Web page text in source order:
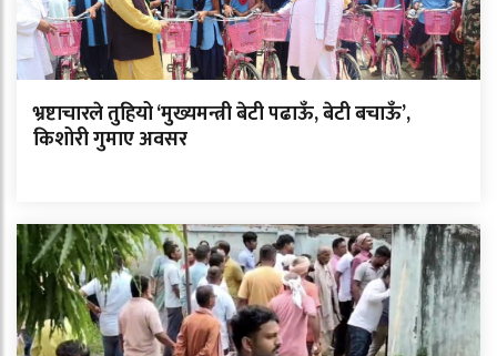
भ्रष्टाचारले तुहियो ‘मुख्यमन्त्री बेटी पढाऊँ, बेटी बचाऊँ’,
किशोरी गुमाए अवसर